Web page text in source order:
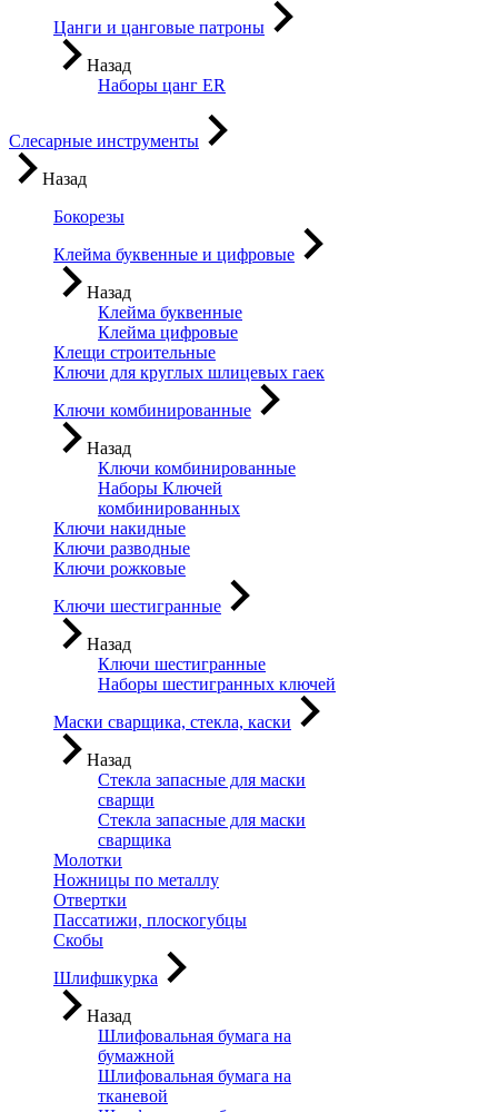
Цанги и цанговые патроны
Назад
Наборы цанг ER
Слесарные инструменты
Назад
Бокорезы
Клейма буквенные и цифровые
Назад
Клейма буквенные
Клейма цифровые
Клещи строительные
Ключи для круглых шлицевых гаек
Ключи комбинированные
Назад
Ключи комбинированные
Наборы Ключей
комбинированных
Ключи накидные
Ключи разводные
Ключи рожковые
Ключи шестигранные
Назад
Ключи шестигранные
Наборы шестигранных ключей
Маски сварщика, стекла, каски
Назад
Стекла запасные для маски
сварщи
Стекла запасные для маски
сварщика
Молотки
Ножницы по металлу
Отвертки
Пассатижи, плоскогубцы
Скобы
Шлифшкурка
Назад
Шлифовальная бумага на
бумажной
Шлифовальная бумага на
тканевой